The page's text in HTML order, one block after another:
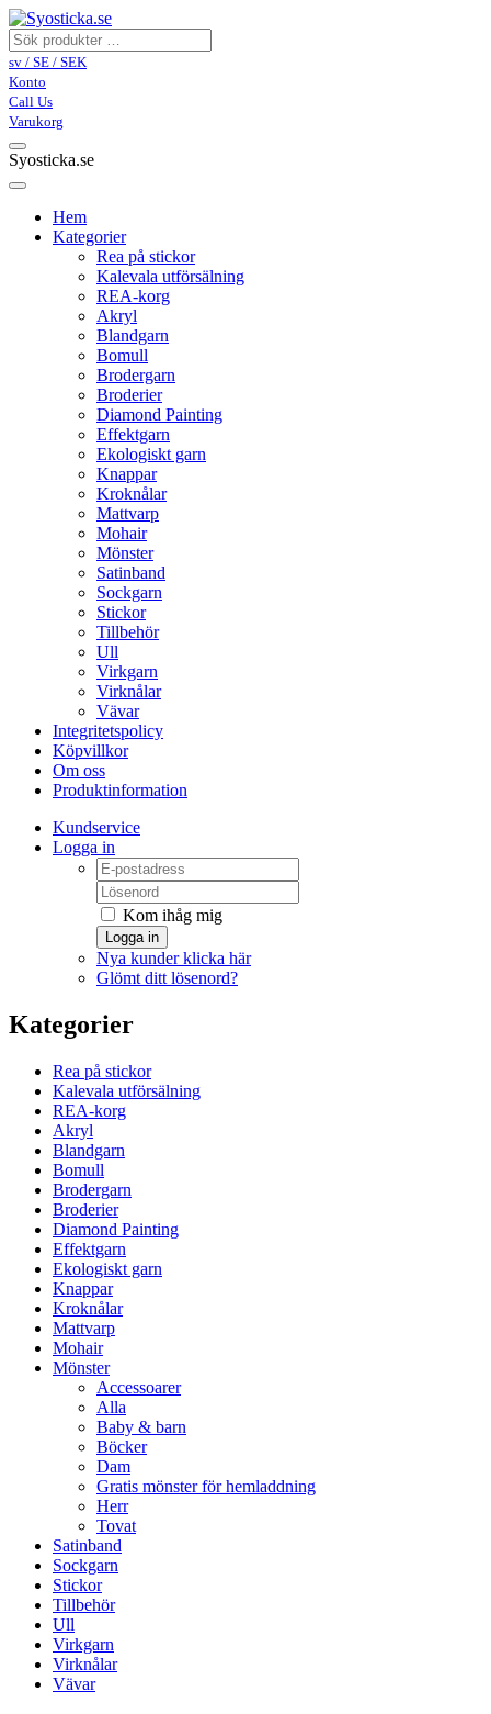
sv / SE / SEK
Konto
Call Us
Varukorg
Syosticka.se
Hem
Kategorier
Rea på stickor
Kalevala utförsälning
REA-korg
Akryl
Blandgarn
Bomull
Brodergarn
Broderier
Diamond Painting
Effektgarn
Ekologiskt garn
Knappar
Kroknålar
Mattvarp
Mohair
Mönster
Satinband
Sockgarn
Stickor
Tillbehör
Ull
Virkgarn
Virknålar
Vävar
Integritetspolicy
Köpvillkor
Om oss
Produktinformation
Kundservice
Logga in
Kom ihåg mig
Logga in
Nya kunder klicka här
Glömt ditt lösenord?
Kategorier
Rea på stickor
Kalevala utförsälning
REA-korg
Akryl
Blandgarn
Bomull
Brodergarn
Broderier
Diamond Painting
Effektgarn
Ekologiskt garn
Knappar
Kroknålar
Mattvarp
Mohair
Mönster
Accessoarer
Alla
Baby & barn
Böcker
Dam
Gratis mönster för hemladdning
Herr
Tovat
Satinband
Sockgarn
Stickor
Tillbehör
Ull
Virkgarn
Virknålar
Vävar